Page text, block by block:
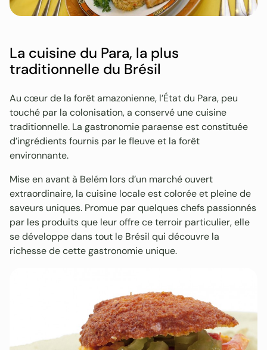
La cuisine du Para, la plus
traditionnelle du Brésil
Au cœur de la forêt amazonienne, l’État du Para, peu
touché par la colonisation, a conservé une cuisine
traditionnelle. La gastronomie paraense est constituée
d’ingrédients fournis par le fleuve et la forêt
environnante.
Mise en avant à Belém lors d’un marché ouvert
extraordinaire, la cuisine locale est colorée et pleine de
saveurs uniques. Promue par quelques chefs passionnés
par les produits que leur offre ce terroir particulier, elle
se développe dans tout le Brésil qui découvre la
richesse de cette gastronomie unique.